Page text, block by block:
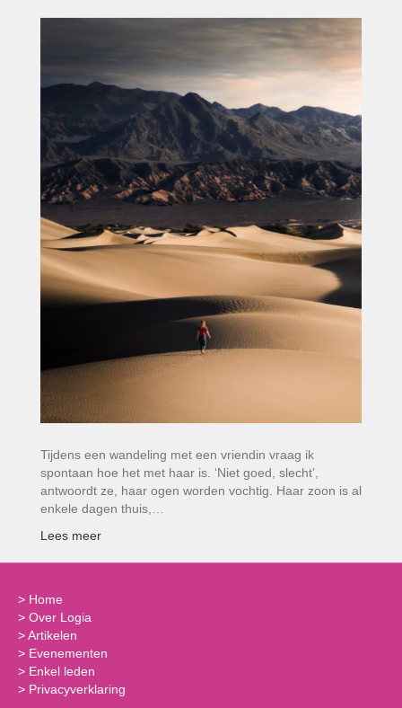
Tijdens een wandeling met een vriendin vraag ik
spontaan hoe het met haar is. ‘Niet goed, slecht’,
antwoordt ze, haar ogen worden vochtig. Haar zoon is al
enkele dagen thuis,…
Lees meer
> Home
> Over Logia
>Artikelen
> Evenementen
> Enkel leden
> Privacyverklaring